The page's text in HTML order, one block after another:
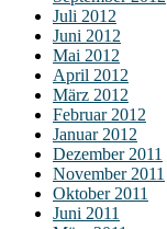
Juli 2012
Juni 2012
Mai 2012
April 2012
März 2012
Februar 2012
Januar 2012
Dezember 2011
November 2011
Oktober 2011
Juni 2011